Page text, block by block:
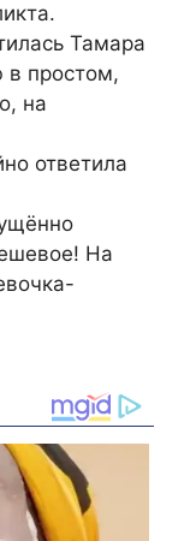
Тамара
в простом,
на
ответила
На